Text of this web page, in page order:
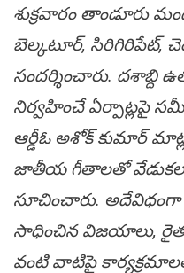
శుక్రవారం తాండూరు
బెల్కటూర్, సిరిగిరిపేట్,
సందర్శించారు. దశాబ్ది
నిర్వహించే ఏర్పాట్లపై
ఆర్డీఓ అశోక్ కుమార్
జాతీయ గీతాలతో
సూచించారు.
సాధించిన విజయాలు,
వంటి వాటిపై